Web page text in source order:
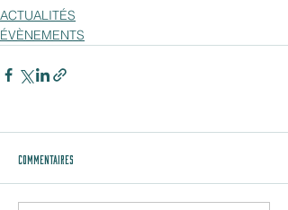
ACTUALITÉS
ÉVÈNEMENTS
Commentaires